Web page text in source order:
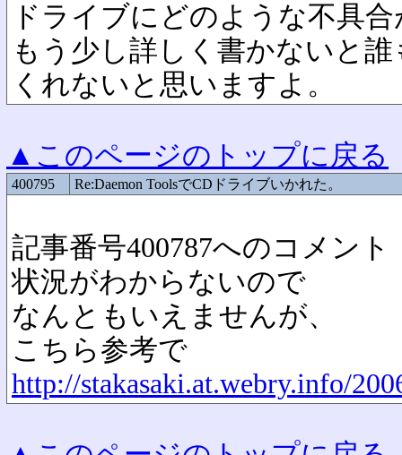
ドライブにどのような不具
もう少し詳しく書かないと
くれないと思いますよ。
▲このページのトップに戻る
400795 Re:Daemon ToolsでCDドライブいかれた。
記事番号400787へのコメント
状況がわからないので
なんともいえませんが、
こちら参考で
http://stakasaki.at.webry.info/